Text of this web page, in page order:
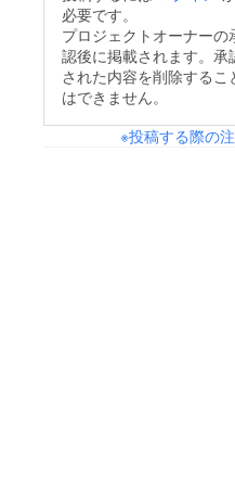
必要です。
プロジェクトオーナーの
認後に掲載されます。承
された内容を削除するこ
はできません。
※投稿する際の